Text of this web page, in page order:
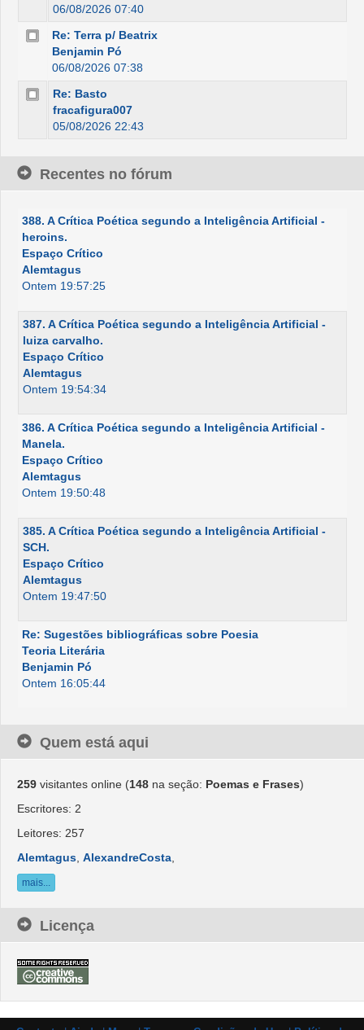
06/08/2026 07:40
Re: Terra p/ Beatrix
Benjamin Pó
06/08/2026 07:38
Re: Basto
fracafigura007
05/08/2026 22:43
Recentes no fórum
388. A Crítica Poética segundo a Inteligência Artificial -
heroins.
Espaço Crítico
Alemtagus
Ontem 19:57:25
387. A Crítica Poética segundo a Inteligência Artificial -
luiza carvalho.
Espaço Crítico
Alemtagus
Ontem 19:54:34
386. A Crítica Poética segundo a Inteligência Artificial -
Manela.
Espaço Crítico
Alemtagus
Ontem 19:50:48
385. A Crítica Poética segundo a Inteligência Artificial -
SCH.
Espaço Crítico
Alemtagus
Ontem 19:47:50
Re: Sugestões bibliográficas sobre Poesia
Teoria Literária
Benjamin Pó
Ontem 16:05:44
Quem está aqui
259 visitantes online (148 na seção: Poemas e Frases)
Escritores: 2
Leitores: 257
Alemtagus AlexandreCosta
mais...
Licença